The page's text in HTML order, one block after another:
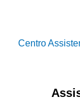
Centro